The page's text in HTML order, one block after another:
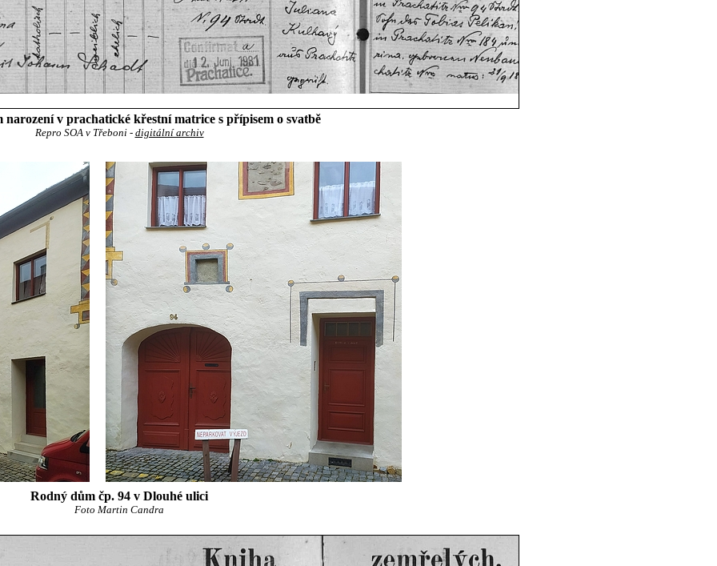
narození v prachatické křestní matrice s přípisem o svatbě
Repro SOA v Třeboni - digitální archiv
Rodný dům čp. 94 v Dlouhé ulici
Foto Martin Candra